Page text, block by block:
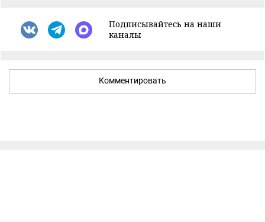
Подписывайтесь на наши
каналы
Комментировать